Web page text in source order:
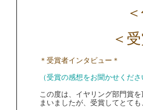
＜作
＜受
＊受賞者インタビュー＊
（受賞の感想をお聞かせくだ
この度は、イヤリング部門賞
まいましたが、受賞してとて